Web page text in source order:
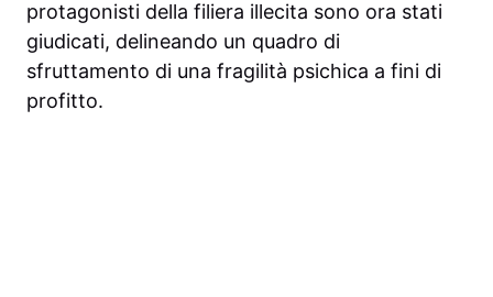
protagonisti della filiera illecita sono ora stati
giudicati, delineando un quadro di
sfruttamento di una fragilità psichica a fini di
profitto.